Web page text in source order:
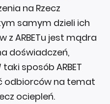
na Rzecz
samym dzieli ich
z ARBETu jest mądra
doświadczeń,
sposób ARBET
odbiorców na temat
ociepleń.